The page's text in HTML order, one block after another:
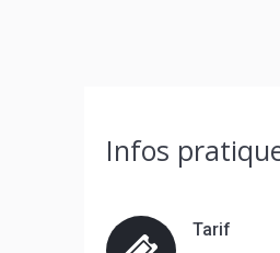
Infos
Tarif